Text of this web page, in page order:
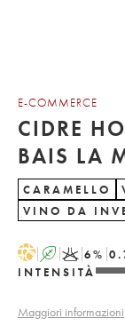
E-COMMERCE
CIDRE
CARAMELLO
VINO DA
H A K 6%
INTENSITÀ
Maggiori informazioni